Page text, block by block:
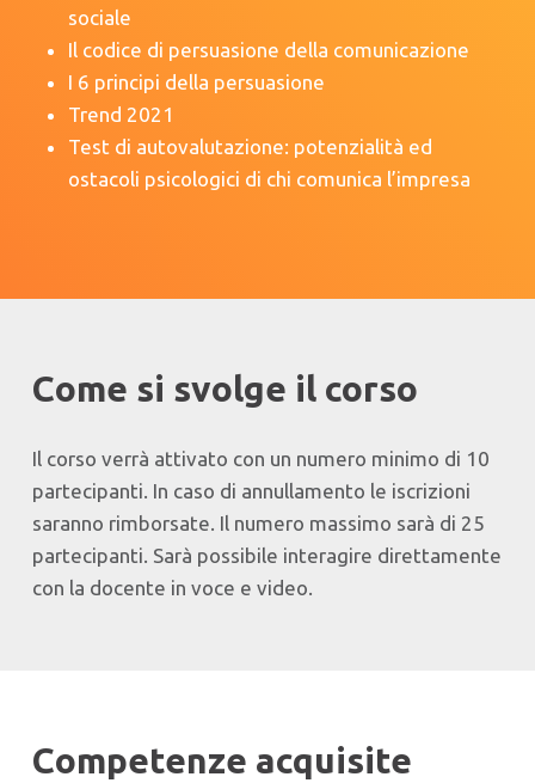
sociale
Il codice di persuasione della comunicazione
I 6 principi della persuasione
Trend 2021
Test di autovalutazione: potenzialità ed
ostacoli psicologici di chi comunica l’impresa
Come si svolge il corso
Il corso verrà attivato con un numero minimo di 10
partecipanti. In caso di annullamento le iscrizioni
saranno rimborsate. Il numero massimo sarà di 25
partecipanti. Sarà possibile interagire direttamente
con la docente in voce e video.
Competenze acquisite